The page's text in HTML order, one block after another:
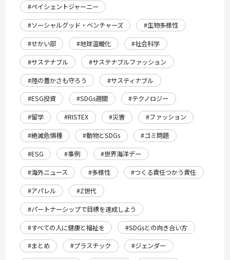
#ペイシェントジャーニー
#ソーシャルグッド・ベンチャーズ
#生物多様性
#せかい部
#地球温暖化
#社会科学
#サステナブル
#サステナブルファッション
#陸の豊かさも守ろう
#サスティナブル
#ESG投資
#SDGs週間
#テクノロジー
#留学
#RISTEX #災害
#ファッション
#絶滅危惧種
#動物とSDGs
#ゴミ問題
#ESG
#事例
#世界海洋デー
#海外ニュース
#多様性
#つくる責任つかう責任
#アパレル
#Z世代
#パートナーシップで目標を達成しよう
#すべての人に健康と福祉を
#SDGsとの向き合い方
#まとめ
#プラスチック
#ジェンダー